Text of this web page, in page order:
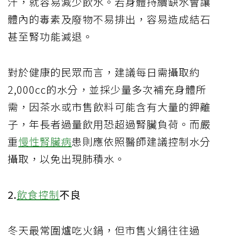
體內的毒素及廢物不易排出，容易造成結石
甚至腎功能減退。
對於健康的民眾而言，建議每日需攝取約
2,000cc的水分，並採少量多次補充身體所
需，因茶水或市售飲料可能含有大量的鉀離
子，年長者過量飲用恐超過腎臟負荷。而嚴
重慢性腎臟病患則應依照醫師建議控制水分
攝取，以免出現肺積水。
2.飲食控制不良
冬天最常圍爐吃火鍋，但市售火鍋往往過